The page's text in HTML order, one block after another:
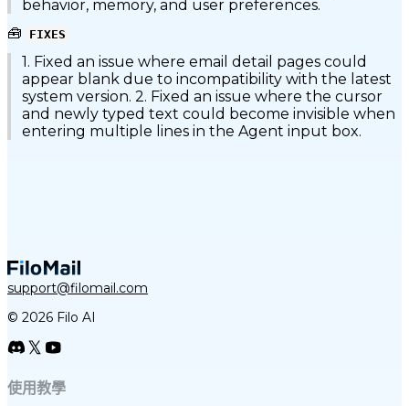
behavior, memory, and user preferences.
🧰
FIXES
1. Fixed an issue where email detail pages could
appear blank due to incompatibility with the latest
system version. 2. Fixed an issue where the cursor
and newly typed text could become invisible when
entering multiple lines in the Agent input box.
support@filomail.com
© 2026 Filo AI
使用教學